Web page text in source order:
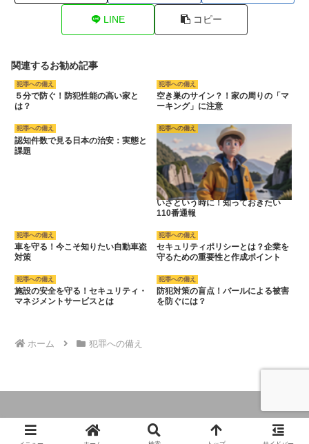
LINE コピー
関連するお勧め記事
犯罪への備え
５分で防ぐ！防犯性能の高い家と
は？
犯罪への備え
空き巣のサイン？！家の周りの「マ
ーキング」に注意
犯罪への備え
認知件数で見る日本の治安：実態と
課題
犯罪への備え
いざという時に！知っておきたい
110番通報
犯罪への備え
車を守る！今こそ知りたい自動車盗
対策
犯罪への備え
セキュリティポリシーとは？企業を
守るための重要性と作成ポイント
犯罪への備え
施設の安全を守る！セキュリティ・
マネジメントサービスとは
犯罪への備え
防犯対策の盲点！バールによる被害
を防ぐには？
ホーム 犯罪への備え
© 2024 災害と防災のマニュアル.